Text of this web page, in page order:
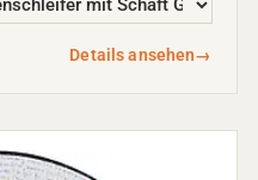
Details ansehen→